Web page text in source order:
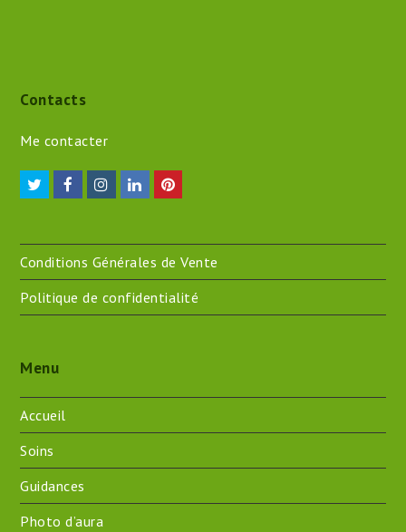
Contacts
Me contacter
TwitterFacebookInstagram
LinkedInPinterest
Conditions Générales de Vente
Politique de confidentialité
Menu
Accueil
Soins
Guidances
Photo d’aura